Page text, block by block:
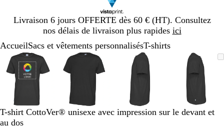
Livraison 6 jours OFFERTE dès 60 € (HT). Consultez
nos délais de livraison plus rapides ici
Diapositive
1
AccueilSacs et vêtements personnalisésT-shirts
Image
zoomable
Zoom
au
minimum
Cliquez
pour
développer
Utilisez
les
touches
plus
moins
Image
zoomable
Zoom
minimum
Cliquez
développer
Utilisez
touches
plus
moins
Image
zoomable
Zoom
minimum
Cliquez
pour
développer
Utilisez
les
touches
moins
Image
Zoom
au
Cliquez
pour
Utilisez
les
touches
plus
et
moins
Diapositive
sur
T-shirt CottoVer® unisexe avec impression sur le devant et
au dos